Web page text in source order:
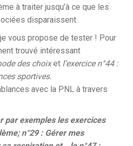
à traiter jusqu’à ce que les
disparaissent.
vous propose de tester ! Pour
trouvé intéressant
des choixet l’exercice n°44 :
sportives.
avec la PNL à travers
par exemples les exercices
n°29 : Gérer mes